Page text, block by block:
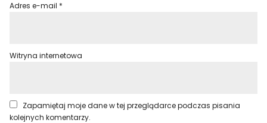
Adres e-mail *
Witryna internetowa
Zapamiętaj moje dane w tej przeglądarce podczas pisania
kolejnych komentarzy.